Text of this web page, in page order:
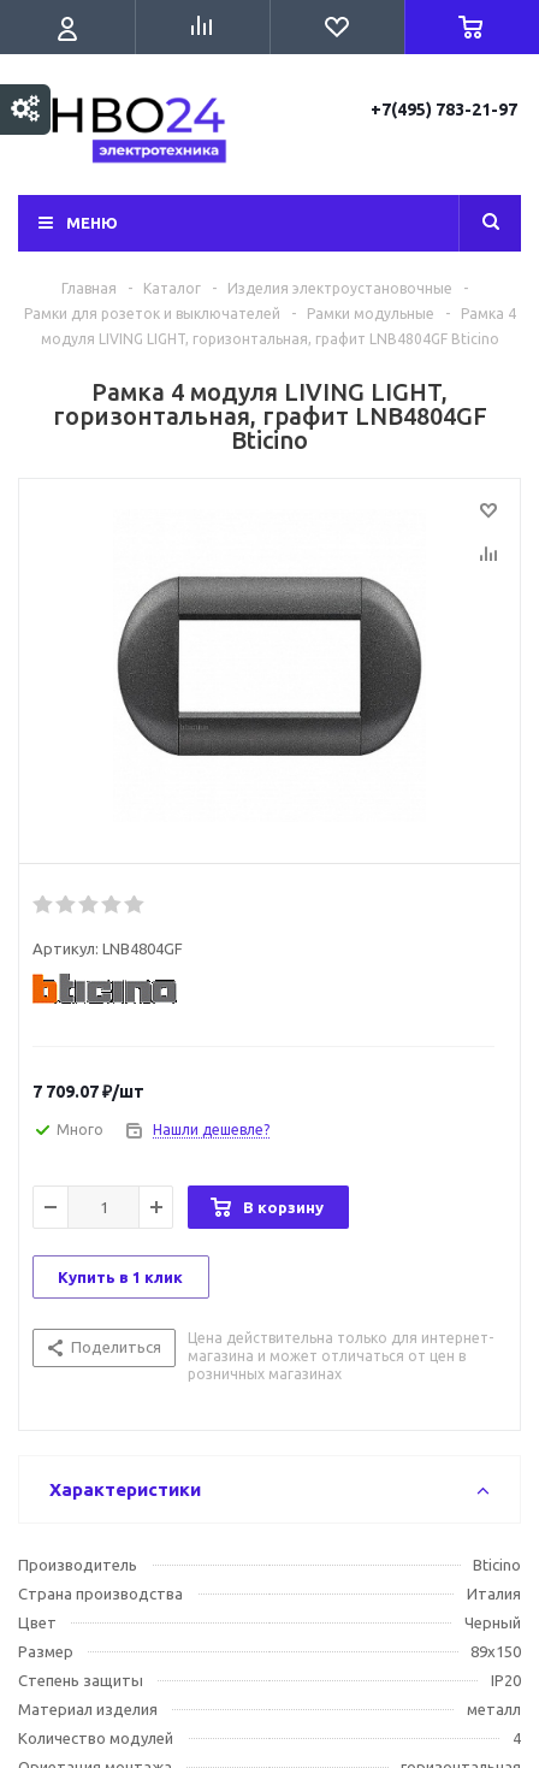
+7(495) 783-21-97
МЕНЮ
Главная - Каталог - Изделия электроустановочные
-
Рамки для розеток и выключателей
- Рамки модульные -
Рамка 4
модуля LIVING LIGHT, горизонтальная, графит LNB4804GF Bticino
Рамка 4 модуля LIVING LIGHT,
горизонтальная, графит LNB4804GF
Bticino
Артикул: LNB4804GF
7 709.07₽/шт
Много Нашли дешевле?
В корзину
Купить в 1 клик
Поделиться
Цена действительна только для интернет-
магазина и может отличаться от цен в
розничных магазинах
Характеристики
Производитель
Bticino
Страна производства
Италия
Цвет
Черный
Размер
89x150
Степень защиты
IP20
Материал изделия
металл
Количество модулей
4